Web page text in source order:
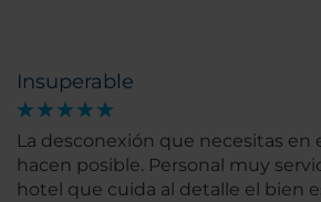
marca realmente la diferencia. Sin
recomendamos este hotel y
cortesía y café (3 capsulas). El
que puede ser un poco
(champú, gel, acondicionador y
gimnasio y sauna gratuita.
Insuperable
La desconexión que necesitas en
hacen posible. Personal muy
hotel que cuida al detalle el bien